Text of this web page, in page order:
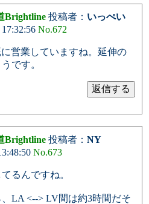
Brightline 投稿者： いっぺい
No.672
営業していますね。延伸の
です。
Brightline 投稿者： NY
No.673
るんですね。
LA <--> LV間は約3時間だそ